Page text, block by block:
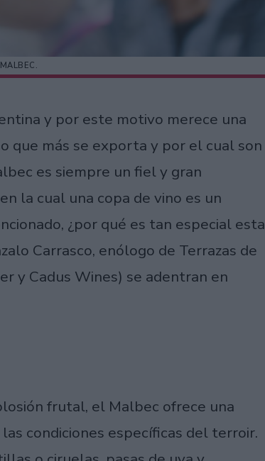
y por este motivo merece una
que más se exporta y por el cual son
es siempre un fiel y gran
la cual una copa de vino es un
¿por qué es tan especial esta
Carrasco, enólogo de Terrazas de
y Cadus Wines) se adentran en
frutal, el Malbec ofrece una
condiciones específicas del terroir.